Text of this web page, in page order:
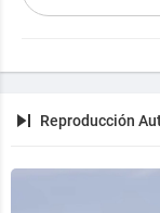
Video tomado
Reproducción